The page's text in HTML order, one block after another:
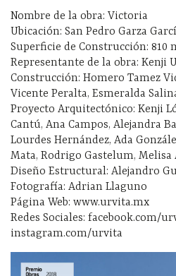
Nombre de la obra: Victoria
Ubicación: San Pedro Garza
Superficie de Construcción: 810
Representante de la obra: Kenji
Construcción: Homero Tamez
Vicente Peralta, Esmeralda
Proyecto Arquitectónico: Kenji
Cantú, Ana Campos, Alejandra
Lourdes Hernández, Ada
Mata, Rodrigo Gastelum, Melisa
Diseño Estructural: Alejandro
Fotografía: Adrian Llaguno
Página Web: www.urvita.mx
Redes Sociales: facebook.com/
instagram.com/urvita